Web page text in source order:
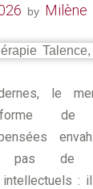
by Milène
le
forme
pas de
: